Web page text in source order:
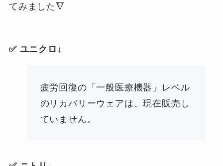
てみました🔻
✅ ユニクロ↓
疲労回復の「一般医療機器」レベル
のリカバリーウェアは、現在販売し
ていません。